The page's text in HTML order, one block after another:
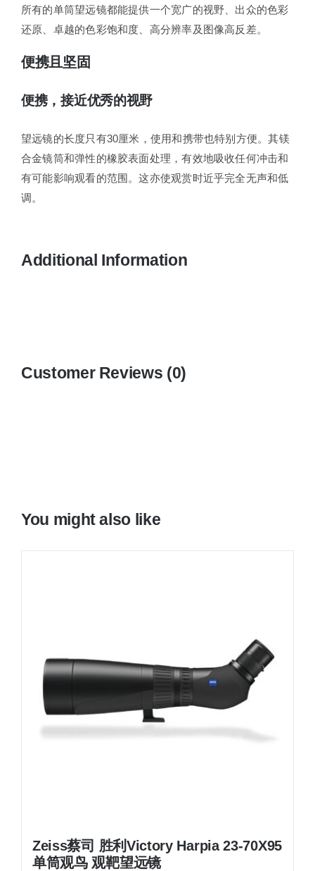
所有的单筒望远镜都能提供一个宽广的视野、出众的色彩
还原、卓越的色彩饱和度、高分辨率及图像高反差。
便携且坚固
便携，接近优秀的视野
望远镜的长度只有30厘米，使用和携带也特别方便。其镁
合金镜筒和弹性的橡胶表面处理，有效地吸收任何冲击和
有可能影响观看的范围。这亦使观赏时近乎完全无声和低
调。
Additional Information
Customer Reviews (0)
You might also like
Zeiss蔡司 胜利Victory Harpia 23-70X95
单筒观鸟 观靶望远镜